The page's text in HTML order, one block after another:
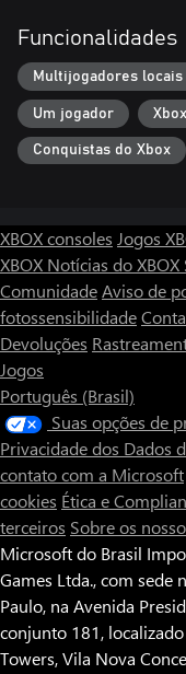
Funcionalidades
Multijogadores locais
Um jogador
Conquistas do Xbox
XBOX consoles Jogos
XBOX Notícias do XBOX
ComunidadeAviso de
fotossensibilidade
Devoluções
Jogos
Português (Brasil)
Suas opções de
Privacidade dos Dados
contato com a Microsoft
cookies Ética e
terceiros Sobre os
Microsoft do Brasil
Games Ltda., com sede
Paulo, na Avenida
conjunto 181,
Towers, Vila Nova